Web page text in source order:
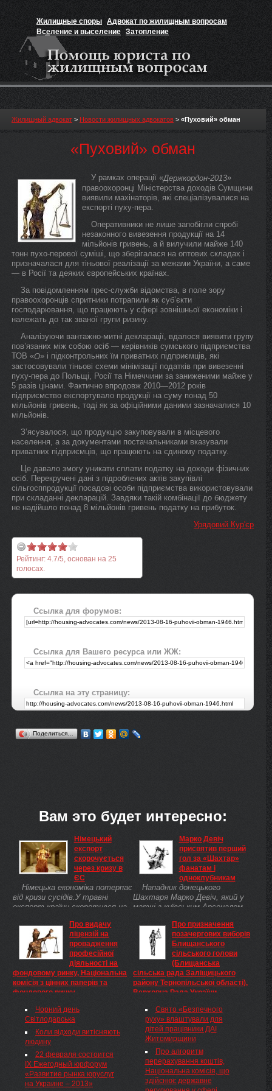
Жилищные споры Адвокат по жилищным вопросам
Вселение и выселение Затопление
Признание прав на жильё
Жилищный адвокат > Новости жилищных адвокатов > «Пуховий» обман
«Пуховий» обман
У рамках операції «Держкордон-2013»
правоохоронці Міністерства доходів Сумщини
виявили махінаторів, які спеціалізувалися на
експорті пуху-пера.
Оперативники не лише запобігли спробі
незаконного вивезення продукції на 14
мільйонів гривень, а й вилучили майже 140
тонн пухо-перової суміші, що зберігалася на оптових складах і
призначалася для тіньової реалізації за межами України, а саме
— в Росії та деяких європейських країнах.
За повідомленням прес-служби відомства, в поле зору
правоохоронців спритники потрапили як суб’єкти
господарювання, що працюють у сфері зовнішньої економіки і
належать до так званої групи ризику.
Аналізуючи вантажно-митні декларації, вдалося виявити групу
пов’язаних між собою осіб — керівників сумського підприємства
ТОВ «О» і підконтрольних їм приватних підприємців, які
застосовували тіньові схеми мінімізації податків при вивезенні
пуху-пера до Польщі, Росії та Німеччини за заниженими майже у
5 разів цінами. Фактично впродовж 2010—2012 років
підприємство експортувало продукції на суму понад 50
мільйонів гривень, тоді як за офіційними даними зазначалися 10
мільйонів.
З’ясувалося, що продукцію закуповували в місцевого
населення, а за документами постачальниками вказували
приватних підприємців, що працюють на єдиному податку.
Це давало змогу уникати сплати податку на доходи фізичних
осіб. Перекручені дані з підроблених актів закупівлі
сільгосппродукції посадові особи підприємства використовували
при складанні декларацій. Завдяки такій комбінації до бюджету
не надійшло понад 8 мільйонів гривень податку на прибуток.
Урядовий Кур'єр
Рейтинг: 4.7/5, основан на 25
голосах.
Ссылка для форумов:
Ссылка для Вашего ресурса или ЖЖ:
Ссылка на эту страницу:
Поделиться…
Вам это будет интересно:
Німецький
експорт
скорочується
через кризу в
ЄС
Німецька економіка потерпає
від кризи сусідів.У травні
експорт країни скоротився на
квітня. Це найшвидший темп
падіння обсягів збуту
німецьких товарів за кордоном
Про видачу
ліцензій на
провадження
професійної
діяльності на
фондовому ринку, Національна
комісія з цінних паперів та
фондового ринку
провадження професійної
діяльності на фондовому ринку
За підсумками розгляду заяви
та документів, поданих
заявником до Національної
комісії з цінних паперів та
фондового ринку на видачу
ліцензії на провадження
Чорний день
Світлодарська
Коли відходи витісняють
людину
22 февраля состоится
IХ Ежегодный юрфорум
«Развитие рынка юруслуг
на Украине – 2013»
Марко Девіч
присвятив перший
гол за «Шахтар»
фанатам і
одноклубникам
Нападник донецького
Шахтаря Марко Девіч, який у
матчі з київським Арсеналом
клуб, пообіцяв вдосконалювати
свою гру за гірників.
Про призначення
позачергових виборів
Блищанського
сільського голови
(Блищанська
сільська рада Заліщицького
району Тернопільської області),
Верховна Рада України
Ради України У зв’язку з
достроковим припиненням
повноважень Блищанського
сільського голови
Петровського В.І. (Блищанська
сільська рада Заліщицького
району Тернопільської області)
та відповідно до пункту 30
Свято «Безпечного
руху» влаштували для
дітей працівники ДАІ
Житомирщини
Про алгоритм
перерахування коштів,
Національна комісія, що
здійснює державне